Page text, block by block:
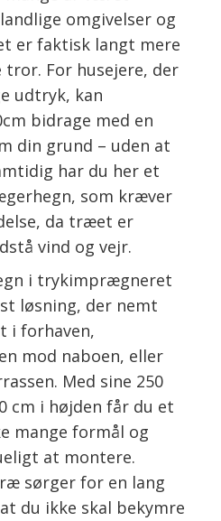
omgivelser og
er faktisk langt mere
tror. For husejere, der
udtryk, kan
bidrage med en
din grund – uden at
har du her et
som kræver
da træet er
vind og vejr.
i trykimprægneret
løsning, der nemt
i forhaven,
mod naboen, eller
Med sine 250
cm i højden får du et
mange formål og
at montere.
sørger for en lang
du ikke skal bekymre